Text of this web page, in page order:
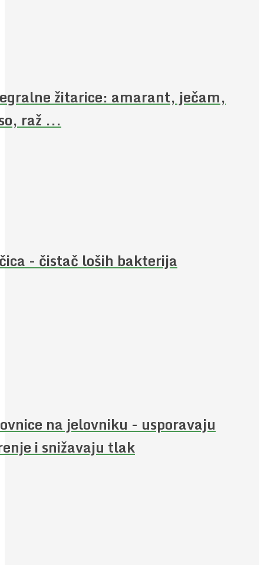
žitarice: amarant, ječam,
raž ...
- čistač loših bakterija
na jelovniku - usporavaju
i snižavaju tlak